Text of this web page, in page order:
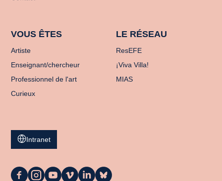
VOUS ÊTES
Artiste
Enseignant/chercheur
Professionnel de l'art
Curieux
LE RÉSEAU
ResEFE
¡Viva Villa!
MIAS
Intranet
La La La La La La